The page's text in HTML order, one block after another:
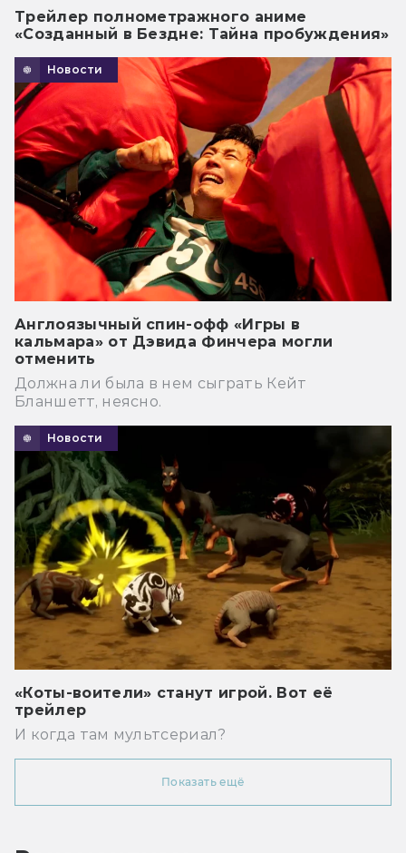
Трейлер полнометражного аниме
«Созданный в Бездне: Тайна пробуждения»
Новости
Англоязычный спин-офф «Игры в
кальмара» от Дэвида Финчера могли
отменить
Должна ли была в нем сыграть Кейт
Бланшетт, неясно.
Новости
«Коты-воители» станут игрой. Вот её
трейлер
И когда там мультсериал?
Показать ещё